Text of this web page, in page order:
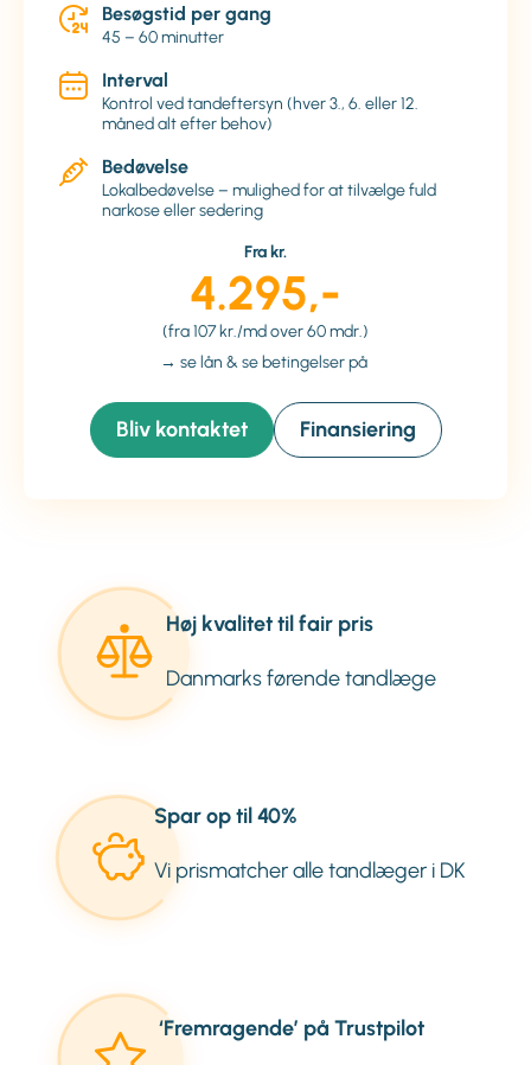
Besøgstid per gang
45 – 60 minutter
Interval
Kontrol ved tandeftersyn (hver 3., 6. eller 12.
måned alt efter behov)
Bedøvelse
Lokalbedøvelse – mulighed for at tilvælge fuld
narkose eller sedering
Fra kr.
4.295,-
(fra 107 kr./md over 60 mdr.)
→ se lån & se betingelser på
Bliv kontaktet Finansiering
Høj kvalitet til fair pris
Danmarks førende tandlæge
Spar op til 40%
Vi prismatcher alle tandlæger i DK
‘Fremragende’ på Trustpilot